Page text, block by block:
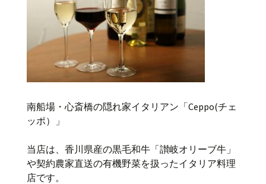
南船場・心斎橋の隠れ家イタリアン「Ceppo(チェ
ッポ）」
当店は、香川県産の黒毛和牛「讃岐オリーブ牛」
や契約農家直送の有機野菜を扱ったイタリア料理
店です。